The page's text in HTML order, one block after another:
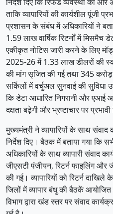
ताकि व्यापारियों की कार्यशील पूंजी
प्रशासन के संबंध में अधिकारियों ने
1.59 लाख वार्षिक रिटर्नों में मिसमैच
एकीकृत नोटिस जारी करने के लिए
2025-26 में 1.33 लाख डीलरों की
की मांग सृजित की गई तथा 345
सर्किलों में वर्चुअल सुनवाई की
कि डेटा आधारित निगरानी और एआई
दक्षता बढ़ेगी और भ्रष्टाचार पर
मुख्यमंत्री ने व्यापारियों के साथ
निर्देश दिए। बैठक में बताया गया कि
अधिकारियों के साथ व्यापारी संवाद
जीएसटी पंजीयन, रिटर्न फाइलिंग और
की गई। व्यापारियों को रिटर्न दाखिले
जिलों में व्यापार बंधु की बैठकें
विभाग द्वारा खंड स्तर पर संवाद